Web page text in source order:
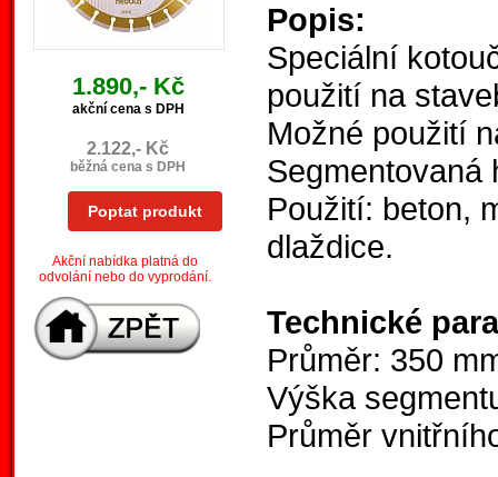
1.890,- Kč
akční cena s DPH
2.122,- Kč
běžná cena s DPH
Poptat produkt
Akční nabídka platná do
odvolání nebo do vyprodání.
Popis:
Speciální
použití na
Možné použití
Segmentovaná
Použití: beton,
dlaždice.
Technické
Průměr: 350
Výška
Průměr